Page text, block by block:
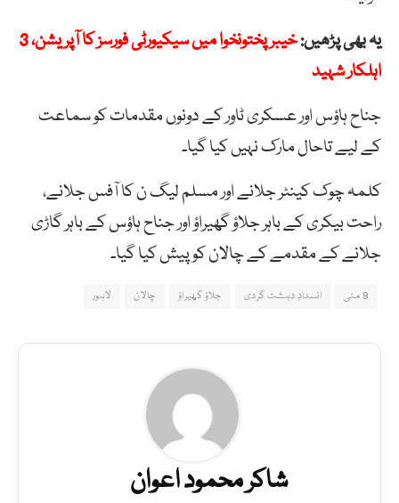
یہ بھی پڑھیں:
خیبر پختونخوا میں سیکیورٹی فورسز کا آپریشن، 3
اہلکار شہید
جناح ہاؤس اور عسکری ٹاور کے دونوں مقدمات کو سماعت
کے لیے تاحال مارک نہیں کیا گیا۔
کلمہ چوک کینٹر جلانے اور مسلم لیگ ن کا آفس جلانے،
راحت بیکری کے باہر جلاؤ گھیراؤ اور جناح ہاؤس کے باہر گاڑی
جلانے کے مقدمے کے چالان کو پیش کیا گیا۔
9 مئی انسدادِ دہشت گردی جلاؤ گھیراؤ چالان لاہور
شاکر محمود اعوان